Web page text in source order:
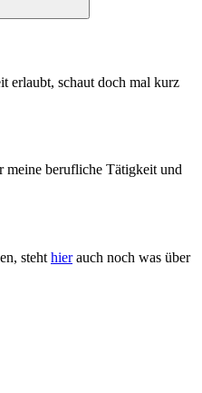
erlaubt, schaut doch mal kurz
berufliche Tätigkeit und
steht hierauch noch was über